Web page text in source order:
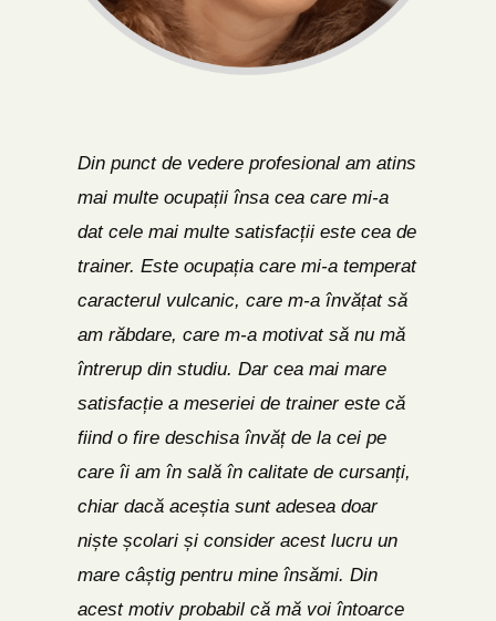
Din punct de vedere profesional am atins
mai multe ocupații însa cea care mi-a
dat cele mai multe satisfacții este cea de
trainer. Este ocupația care mi-a temperat
caracterul vulcanic, care m-a învățat să
am răbdare, care m-a motivat să nu mă
întrerup din studiu. Dar cea mai mare
satisfacție a meseriei de trainer este că
fiind o fire deschisa învăț de la cei pe
care îi am în sală în calitate de cursanți,
chiar dacă aceștia sunt adesea doar
niște școlari și consider acest lucru un
mare câștig pentru mine însămi. Din
acest motiv probabil că mă voi întoarce